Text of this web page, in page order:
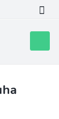
košík